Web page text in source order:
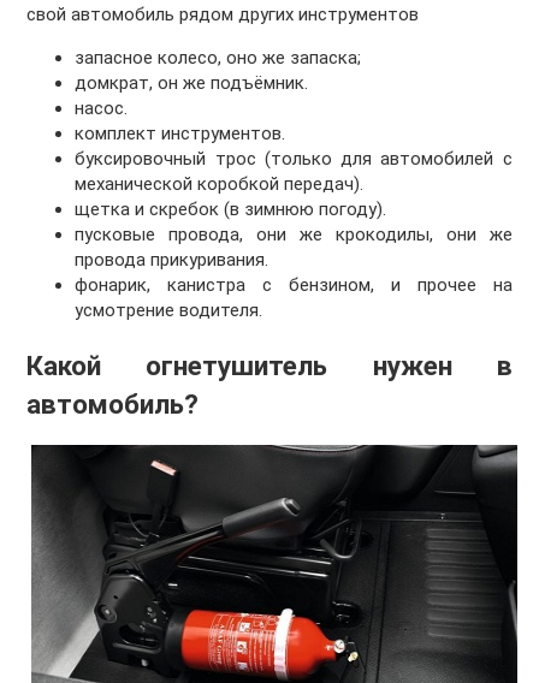
свой автомобиль рядом других инструментов
запасное колесо, оно же запаска;
домкрат, он же подъёмник.
насос.
комплект инструментов.
буксировочный трос (только для автомобилей с
механической коробкой передач).
щетка и скребок (в зимнюю погоду).
пусковые провода, они же крокодилы, они же
провода прикуривания.
фонарик, канистра с бензином, и прочее на
усмотрение водителя.
Какой огнетушитель нужен в
автомобиль?